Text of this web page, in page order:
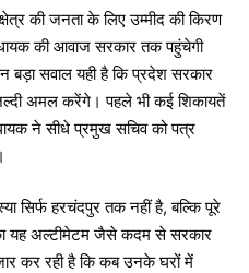
की जनता के लिए उम्मीद की किरण
की आवाज सरकार तक पहुंचेगी
सवाल यही है कि प्रदेश सरकार
अमल करेंगे। पहले भी कई शिकायतें
ने सीधे प्रमुख सचिव को पत्र
सिर्फ हरचंदपुर तक नहीं है, बल्कि पूरे
यह अल्टीमेटम जैसे कदम से सरकार
कर रही है कि कब उनके घरों में